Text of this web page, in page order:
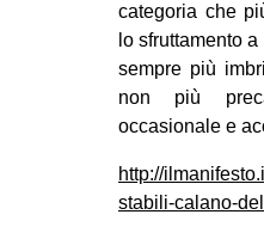
categoria che
lo sfruttamento
sempre più
non più
occasionale e
http://
stabili-calano-